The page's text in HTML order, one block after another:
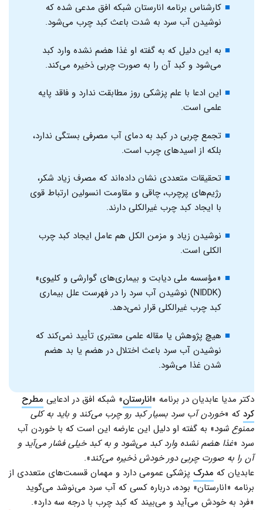
کارشناس برنامه‌ انارستان شبکه افق مدعی شده که
نوشیدن آب سرد به شدت باعث کبد چرب می‌شود.
به این دلیل که به گفته او غذا هضم نشده وارد کبد
می‌شود و کبد آن را به صورت چربی ذخیره می‌کند.
این ادعا با علم پزشکی روز مطابقت ندارد و فاقد پایه
علمی است.
تجمع چربی در کبد به دمای آب مصرفی بستگی ندارد،
بلکه از اسیدهای چرب است.
تحقیقات متعددی نشان داده‌اند که مصرف زیاد شکر،
رژیم‌های پرچرب، چاقی و مقاومت انسولین ارتباط قوی
با ایجاد کبد چرب غیرالکلی دارند.
نوشیدن زیاد و مزمن الکل هم عامل ایجاد کبد چرب
الکلی است.
«مؤسسه ملی دیابت و بیماری‌های گوارشی و کلیوی»
(NIDDK) نوشیدن آب سرد را در فهرست علل بیماری
کبد چرب غیرالکلی قرار نمی‌دهد.
هیچ پژوهش یا مقاله علمی معتبری تأیید نمی‌کند که
نوشیدن آب سرد باعث اختلال در هضم یا بد هضم
شدن غذا می‌شود.
دکتر مدیا عابدیان در برنامه «انارستان» شبکه افق در ادعایی مطرح
کرد که «خوردن آب سرد بسیار کبد رو چرب می‌کند و باید به کلی
ممنوع شود» به گفته او دلیل این عارضه این است که با خوردن آب
سرد «غذا هضم نشده وارد کبد می‌شود و به کبد خیلی فشار می‌آید و
آن را به صورت چربی دور خودش ذخیره می‌کند».
عابدیان که مدرک پزشکی عمومی دارد و مهمان قسمت‌های متعددی از
برنامه «انارستان» بوده، درباره کسی که آب سرد می‌نوشد می‌گوید
«فرد به خودش می‌آید و می‌بیند که کبد چرب با درجه سه دارد».